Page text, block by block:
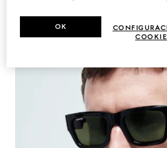
EXPLORAR LA COLECCIÓN PARA MUJER
OK